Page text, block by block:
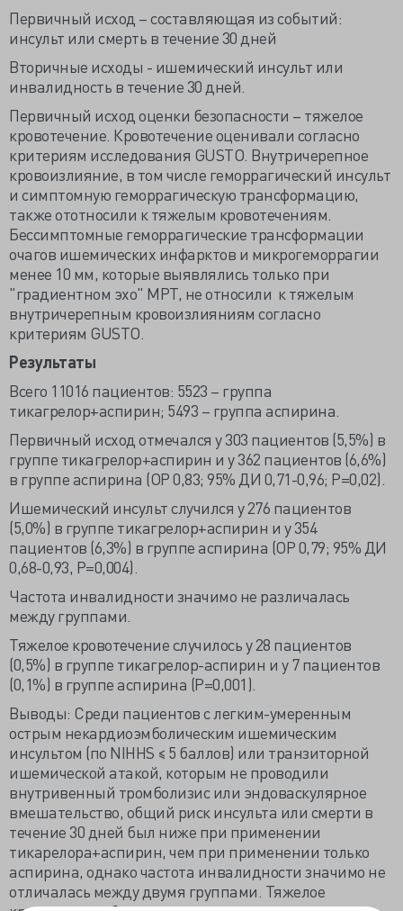
Первичный исход – составляющая из событий:
инсульт или смерть в течение 30 дней
Вторичные исходы - ишемический инсульт или
инвалидность в течение 30 дней.
Первичный исход оценки безопасности – тяжелое
кровотечение. Кровотечение оценивали согласно
критериям исследования GUSTO. Внутричерепное
кровоизлияние, в том числе геморрагический инсульт
и симптомную геморрагическую трансформацию,
также ототносили к тяжелым кровотечениям.
Бессимптомные геморрагические трансформации
очагов ишемических инфарктов и микрогеморрагии
менее 10 мм, которые выявлялись только при
"градиентном эхо" МРТ, не относили к тяжелым
внутричерепным кровоизлияниям согласно
критериям GUSTO.
Результаты
Всего 11016 пациентов: 5523 – группа
тикагрелор+аспирин; 5493 – группа аспирина.
Первичный исход отмечался у 303 пациентов (5,5%) в
группе тикагрелор+аспирин и у 362 пациентов (6,6%)
в группе аспирина (ОР 0,83; 95% ДИ 0,71-0,96; Р=0,02).
Ишемический инсульт случился у 276 пациентов
(5,0%) в группе тикагрелор+аспирин и у 354
пациентов (6,3%) в группе аспирина (ОР 0,79; 95% ДИ
0,68-0,93, Р=0,004).
Частота инвалидности значимо не различалась
между группами.
Тяжелое кровотечение случилось у 28 пациентов
(0,5%) в группе тикагрелор-аспирин и у 7 пациентов
(0,1%) в группе аспирина (Р=0,001).
Выводы: Среди пациентов с легким-умеренным
острым некардиоэмболическим ишемическим
инсультом (по NIHHS ≤ 5 баллов) или транзиторной
ишемической атакой, которым не проводили
внутривенный тромболизис или эндоваскулярное
вмешательство, общий риск инсульта или смерти в
течение 30 дней был ниже при применении
тикарелора+аспирин, чем при применении только
аспирина, однако частота инвалидности значимо не
отличалась между двумя группами. Тяжелое